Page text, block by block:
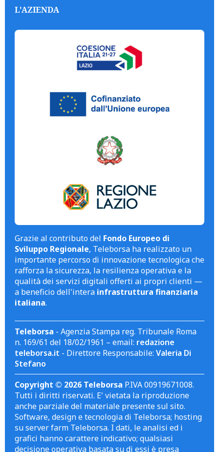
L'AZIENDA
Grazie al contributo del Fondo Europeo di
Sviluppo Regionale, Teleborsa ha realizzato un
importante percorso di innovazione tecnologica che
rafforza la sicurezza, la resilienza operativa e la
qualità dei servizi digitali offerti ai propri clienti —
a beneficio dell'intera infrastruttura finanziaria
italiana.
Teleborsa - Agenzia Stampa reg. Tribunale Roma
n. 169/61 del 18/02/1961 – email: redazione
teleborsa.it - Direttore Responsabile: Valeria Di
Stefano
Copyright © 2026 Teleborsa P.IVA 00919671008.
Tutti i diritti riservati. E' vietata la riproduzione
anche parziale del materiale presente sul sito.
Software, design e tecnologia di Teleborsa; hosting
su server farm Teleborsa. I dati, le analisi ed i
grafici hanno carattere indicativo; qualsiasi
decisione operativa basata su di essi è presa